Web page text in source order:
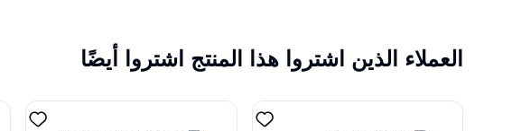
العملاء الذين اشتروا هذا المنتج اشتروا أيضًا